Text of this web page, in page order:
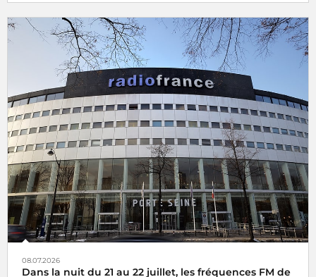
08.07.2026
Dans la nuit du 21 au 22 juillet, les fréquences FM de